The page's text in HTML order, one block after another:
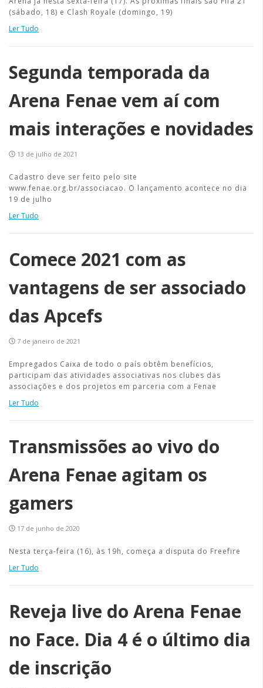
(sábado, 18) e Clash Royale (domingo, 19)
Ler Tudo
Segunda temporada da
Arena Fenae vem aí com
mais interações e novidades
13 de julho de 2021
Cadastro deve ser feito pelo site
www.fenae.org.br/associacao. O lançamento acontece no dia
19 de julho
Ler Tudo
Comece 2021 com as
vantagens de ser associado
das Apcefs
7 de janeiro de 2021
Empregados Caixa de todo o país obtêm benefícios,
participam das atividades associativas nos clubes das
associações e dos projetos em parceria com a Fenae
Ler Tudo
Transmissões ao vivo do
Arena Fenae agitam os
gamers
17 de junho de 2020
Nesta terça-feira (16), às 19h, começa a disputa do Freefire
Ler Tudo
Reveja live do Arena Fenae
no Face. Dia 4 é o último dia
de inscrição